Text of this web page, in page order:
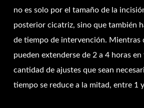
no es solo por el tamaño de la
posterior cicatriz, sino que también
de tiempo de intervención. Mientras
pueden extenderse de 2 a 4 horas
cantidad de ajustes que sean
tiempo se reduce a la mitad, entre 1